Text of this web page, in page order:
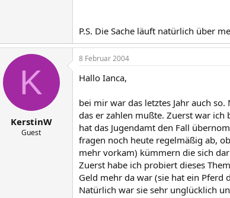
P.S. Die Sache läuft natürlich über
K
KerstinW
Guest
8 Februar 2004
Hallo Ianca,
bei mir war das letztes Jahr auch
das er zahlen mußte. Zuerst war
hat das Jugendamt den Fall
fragen noch heute regelmäßig ab,
mehr vorkam) kümmern die sich
Zuerst habe ich probiert dieses
Geld mehr da war (sie hat ein
Natürlich war sie sehr unglücklich